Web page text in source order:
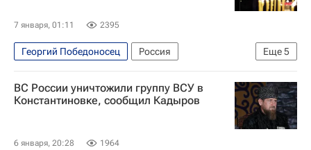
Рождество Христово
7 января, 01:11 2395
Еще5
Георгий Победоносец
Россия
Ново-Огарево (Московская область)
Московская область (Подмосковье)
Общество
ВС России уничтожили группу ВСУ в
Константиновке, сообщил Кадыров
6 января, 20:28 1964